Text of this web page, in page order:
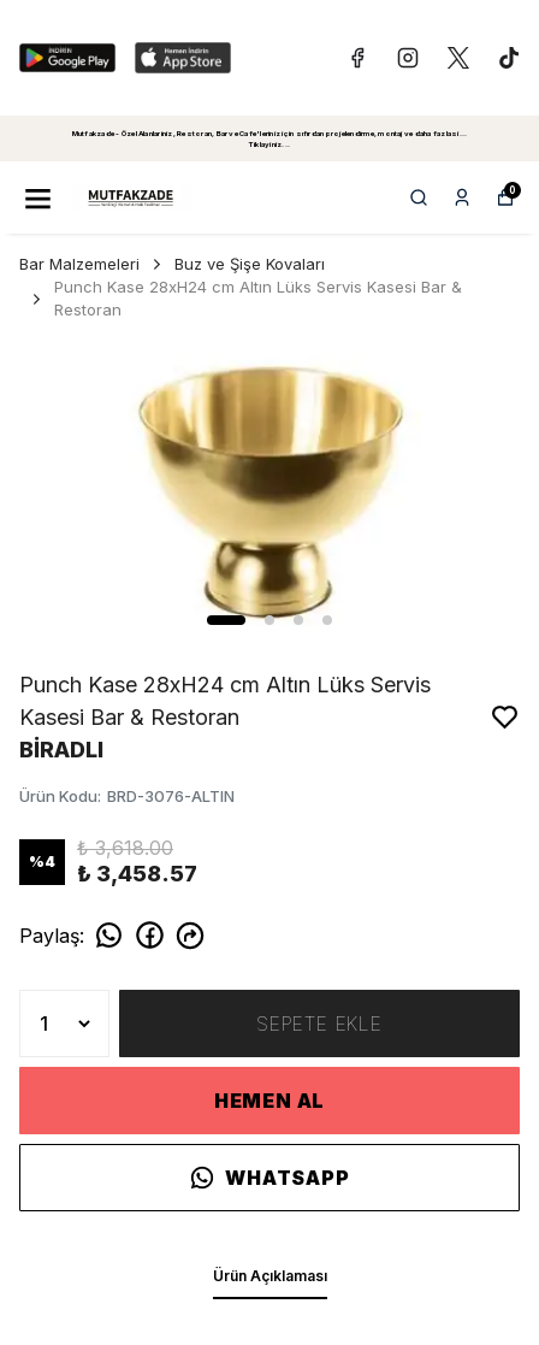
Mutfakzade - Özel Alanlariniz, Restoran, Bar ve Cafe'leriniz için sıfırdan projelendirme, montaj ve daha fazlasi...
Tiklayiniz...
0
Bar Malzemeleri
Buz ve Şişe Kovaları
Punch Kase 28xH24 cm Altın Lüks Servis Kasesi Bar &
Restoran
Punch Kase 28xH24 cm Altın Lüks Servis
Kasesi Bar & Restoran
BİRADLI
Ürün Kodu: BRD-3076-ALTIN
%4
₺ 3,618.00
₺ 3,458.57
Paylaş:
SEPETE EKLE
HEMEN AL
WHATSAPP
Ürün Açıklaması